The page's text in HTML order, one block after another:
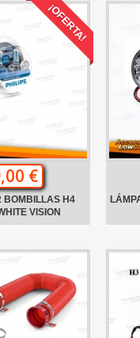
¡OFERTA!
€
BOMBILLAS H4
VISION